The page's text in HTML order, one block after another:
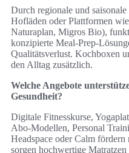
Durch regionale und
Hofläden oder Plattformen
Naturaplan, Migros Bio),
konzipierte
Qualitätsverlust. Kochboxen
den Alltag zusätzlich.
Welche Angebote
Gesundheit?
Digitale Fitnesskurse,
Abo-Modellen, Personal
Headspace oder Calm
sorgen hochwertige